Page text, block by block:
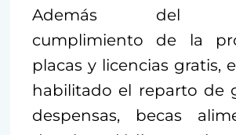
Además del
cumplimiento de la
placas y licencias gratis,
habilitado el reparto de
despensas, becas